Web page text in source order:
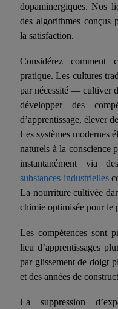
dopaminergiques. Nos
des algorithmes conçus
la satisfaction.
Considérez comment
pratique. Les cultures
par nécessité — cultiver
développer des
d’apprentissage, élever
Les systèmes modernes
naturels à la conscience
instantanément via
substances industrielles
La nourriture cultivée
chimie optimisée pour le
Les compétences sont
lieu d’apprentissages
par glissement de doigt
et des années de
La suppression